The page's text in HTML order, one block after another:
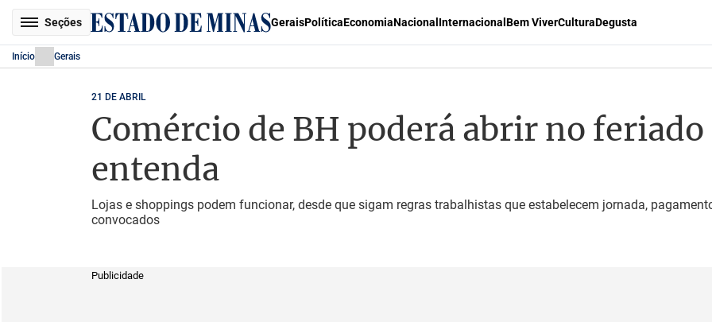
Seções GeraisPolíticaEconomiaNacional Internacional Bem ViverCulturaDegusta
Início Gerais
21 DE ABRIL
Comércio de BH poderá abrir no
entenda
Lojas e shoppings podem funcionar, desde que sigam regras trabalhistas que estabelecem jornada,
convocados
Publicidade